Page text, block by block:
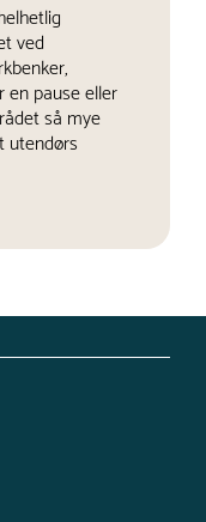
ved
en pause eller
så mye
utendørs